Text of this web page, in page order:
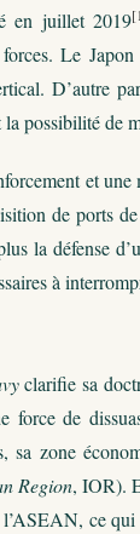
en juillet 2019
Le
D’autre
possibilité de
et
de ports
la défense
à
clarifie sa
force de
sa zone
Region, IOR).
l’ASEAN, ce